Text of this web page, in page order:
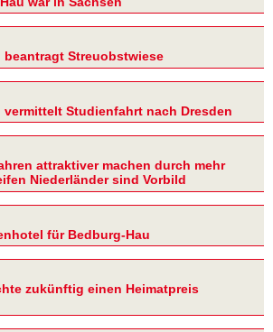
beantragt Streuobstwiese
vermittelt Studienfahrt nach Dresden
attraktiver machen durch mehr
Niederländer sind Vorbild
für Bedburg-Hau
zukünftig einen Heimatpreis